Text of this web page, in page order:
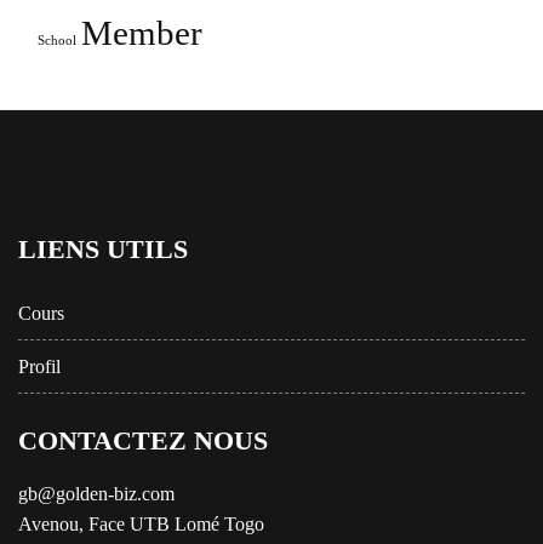
School Member
LIENS UTILS
Cours
Profil
CONTACTEZ NOUS
gb@golden-biz.com
Avenou, Face UTB Lomé Togo